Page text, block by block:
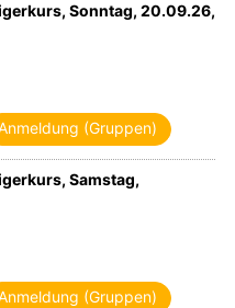
Sonntag, 20.09.26,
(Gruppen)
Samstag,
(Gruppen)